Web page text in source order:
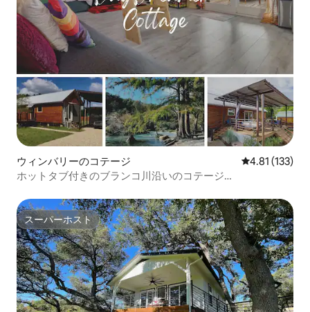
ウィンバリーのコテージ レビュー133
4.81 (133)
ホットタブ付きのブランコ川沿いのコテージ
スーパーホスト
スーパーホスト